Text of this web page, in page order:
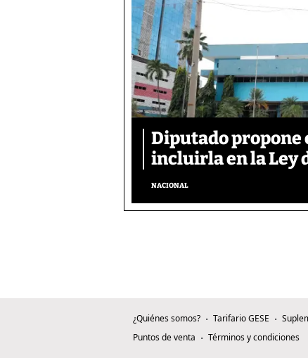
Diputado propone
incluirla en la Ley
NACIONAL
¿Quiénes somos? Tarifario GESE
Puntos de venta
Términos y condiciones